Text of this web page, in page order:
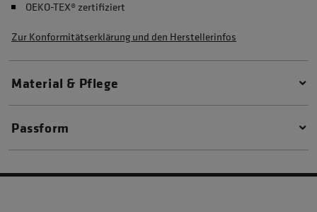
OEKO-TEX® zertifiziert
Zur Konformitätserklärung und den Herstellerinfos
Material & Pflege
Passform